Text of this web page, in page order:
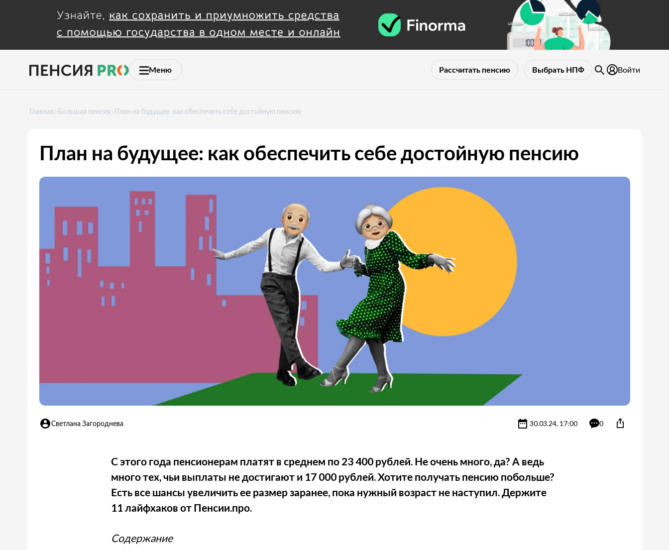
Меню Рассчитать пенсию Выбрать НПФ Войти
Главная Большая пенсия План на будущее: как обеспечить себе достойную пенсию
План на будущее: как обеспечить себе достойную пенсию
Светлана Загороднева 30.03.24, 17:00 0
С этого года пенсионерам платят в среднем по 23 400 рублей. Не очень много, да? А ведь
много тех, чьи выплаты не достигают и 17 000 рублей. Хотите получать пенсию побольше?
Есть все шансы увеличить ее размер заранее, пока нужный возраст не наступил. Держите
11 лайфхаков от Пенсии.про.
Содержание